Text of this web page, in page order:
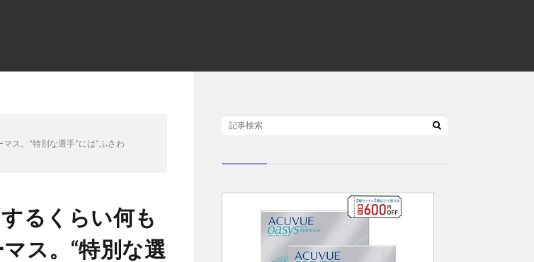
ス。“特別な選手”には“ふさわ
るくらい何も
ス。“特別な選